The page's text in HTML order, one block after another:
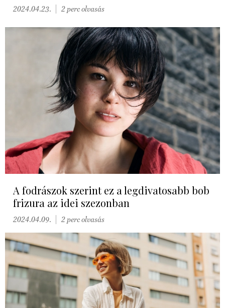
2024.04.23. 2 perc olvasás
A fodrászok szerint ez a legdivatosabb bob
frizura az idei szezonban
2024.04.09. 2 perc olvasás